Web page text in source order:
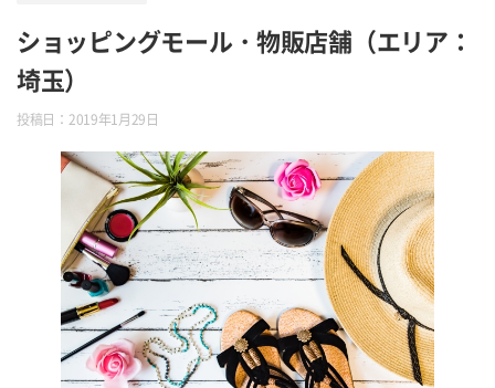
ショッピングモール・物販店舗（エリア：
埼玉）
投稿日： 2019年1月29日